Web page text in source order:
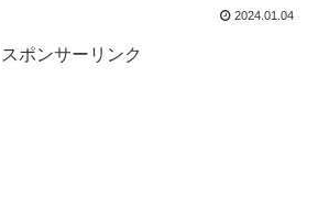
2024.01.04
スポンサーリンク